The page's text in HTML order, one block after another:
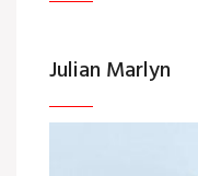
Julian Marlyn